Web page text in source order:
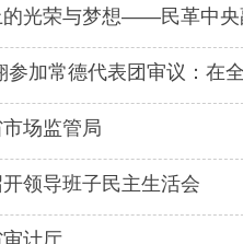
光荣与梦想——民革中央
参加常德代表团审议：在
场监管局
领导班子民主生活会
计厅